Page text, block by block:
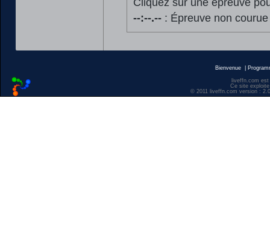
Cliquez sur une épreuve
--:--.--: Épreuve non
Bienvenue
liveffn.com
Ce site
© 2011 liveffn.com version :